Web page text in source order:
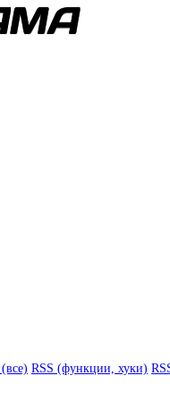
RSS (функции, хуки)